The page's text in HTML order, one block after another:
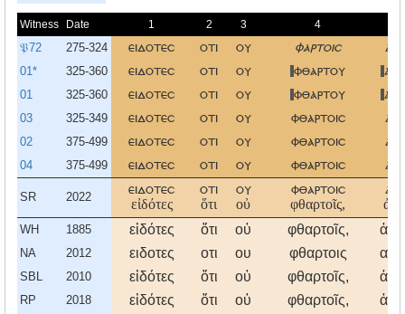
Witness Date 1 2 3 4
𝔓72 275-324 ειδοτεσ οτι ου φαρτοισ
01* 325-360 ειδοτεσ οτι ου φθαρτου
01 325-360 ειδοτεσ οτι ου φθαρτου
03 325-349 ειδοτεσ οτι ου φθαρτοισ
02 375-499 ειδοτεσ οτι ου φθαρτοισ
04 375-499 ειδοτεσ οτι ου φθαρτοισ
SR 2022
ειδοτεσ
εἰδότες
οτι
ὅτι
ου
οὐ
φθαρτοισ
φθαρτοῖς,
WH 1885 εἰδότες ὅτι οὐ φθαρτοῖς,
NA 2012 ειδοτες οτι ου φθαρτοις
SBL 2010 εἰδότες ὅτι οὐ φθαρτοῖς,
RP 2018 εἰδότες ὅτι οὐ φθαρτοῖς,